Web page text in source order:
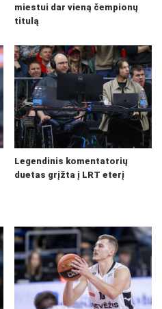
miestui dar vieną čempionų
titulą
Legendinis komentatorių
duetas grįžta į LRT eterį